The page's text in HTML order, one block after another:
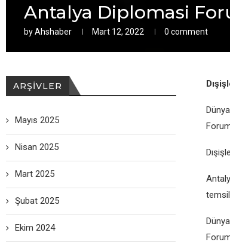
Antalya Diplomasi
byAhshaber Mart 12, 2022 0 comment
ARŞIVLER
Mayıs 2025
Nisan 2025
Mart 2025
Şubat 2025
Ekim 2024